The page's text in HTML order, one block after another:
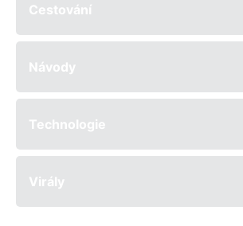
Cestování
Návody
Technologie
Virály